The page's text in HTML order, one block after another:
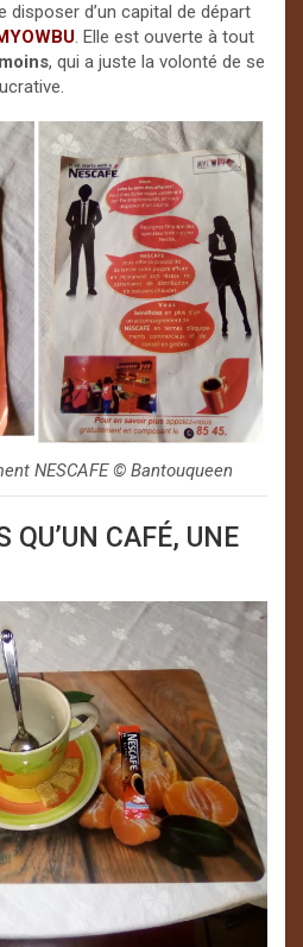
disposer d’un capital de départ
. Elle est ouverte à tout
, qui a juste la volonté de se
NESCAFE ©️ Bantouqueen
QU’UN CAFÉ, UNE